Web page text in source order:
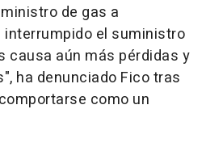
de gas a
interrumpido el suministro
causa aún más pérdidas y
ha denunciado Fico tras
como un